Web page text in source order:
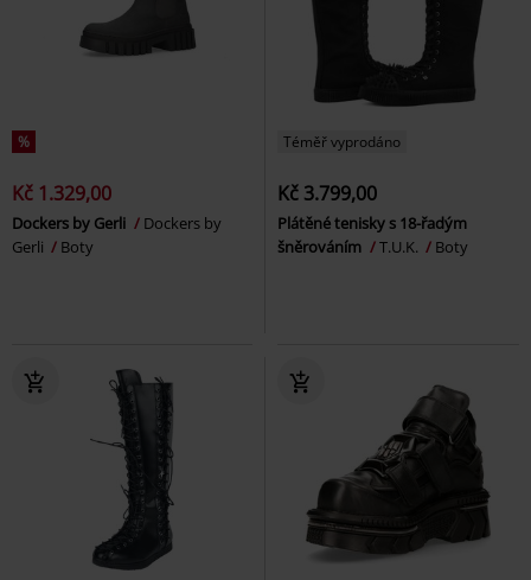
%
Kč 1.329,00
Dockers by Gerli
Dockers by
Gerli
Boty
Téměř vyprodáno
Kč 3.799,00
Plátěné tenisky s 18-řadým
šněrováním
T.U.K. Boty